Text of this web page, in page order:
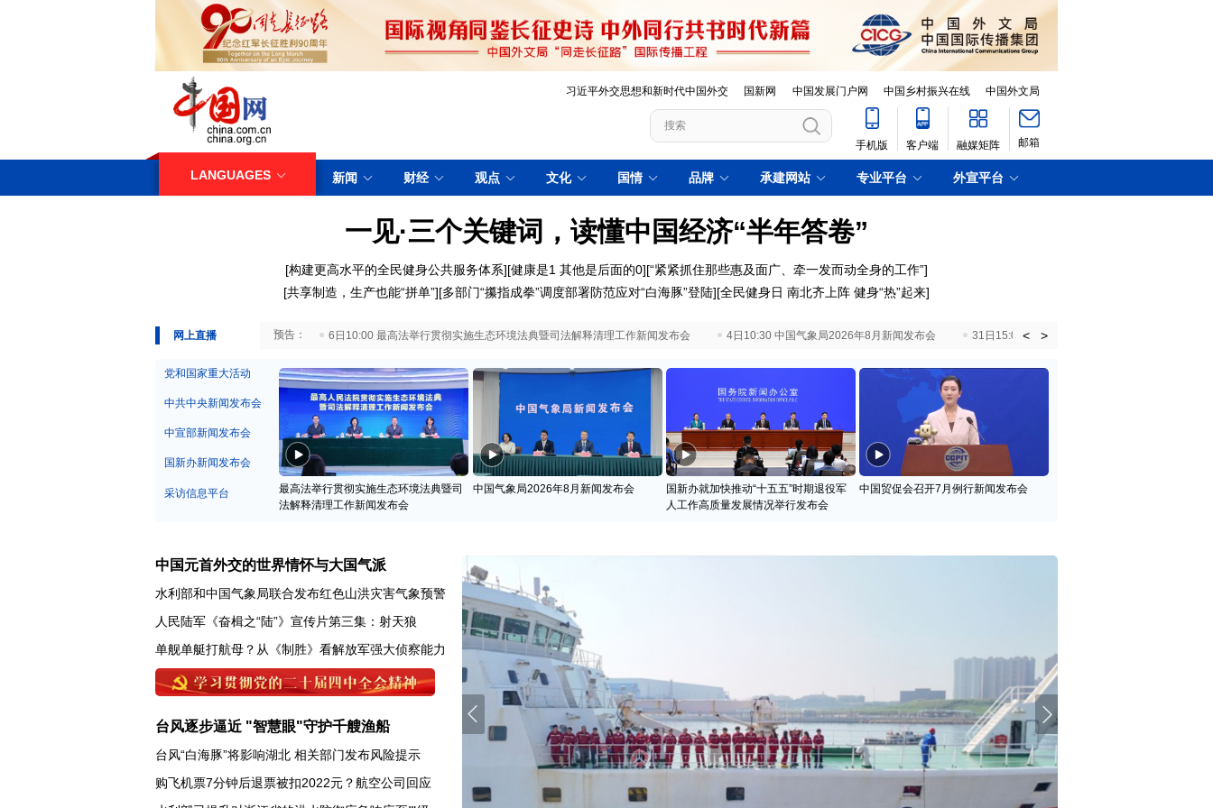
习近平外交思想和新时代中国外交 国新网 中国发展门户网 中国乡村振兴在线 中国外文局
手机版 客户端 融媒矩阵 邮箱
LANGUAGES 新闻 财经 观点 文化 国情 品牌 承建网站 专业平台 外宣平台
一见·三个关键词，读懂中国经济“半年答卷”
[构建更高水平的全民健身公共服务体系][健康是1 其他是后面的0][“紧紧抓住那些惠及面广、牵一发而动全身的工作”]
[共享制造，生产也能“拼单”][多部门“攥指成拳”调度部署防范应对“白海豚”登陆][全民健身日 南北齐上阵 健身“热”起来]
网上直播
29日10:00 国务院台湾事务办公室7月29日举行新闻发布会 6日10:00 最高法举行贯彻实施生态环境法典暨司法解释清理工作新闻发布会 4日10:30 中国气象局2026年8月新闻发布会 31日15:00 国新办就加快推动“十五五”时期退役
< >
党和国家重大活动
中共中央新闻发布会
中宣部新闻发布会
国新办新闻发布会
采访信息平台
最高法举行贯彻实施生态环境法典暨司
法解释清理工作新闻发布会
中国气象局2026年8月新闻发布会
国新办就加快推动“十五五”时期退役军
人工作高质量发展情况举行发布会
中国贸促会召开7月例行新闻发布会
中国元首外交的世界情怀与大国气派
水利部和中国气象局联合发布红色山洪灾害气象预警
人民陆军《奋楫之“陆”》宣传片第三集：射天狼
单舰单艇打航母？从《制胜》看解放军强大侦察能力
台风逐步逼近 "智慧眼"守护千艘渔船
台风“白海豚”将影响湖北 相关部门发布风险提示
购飞机票7分钟后退票被扣2022元？航空公司回应